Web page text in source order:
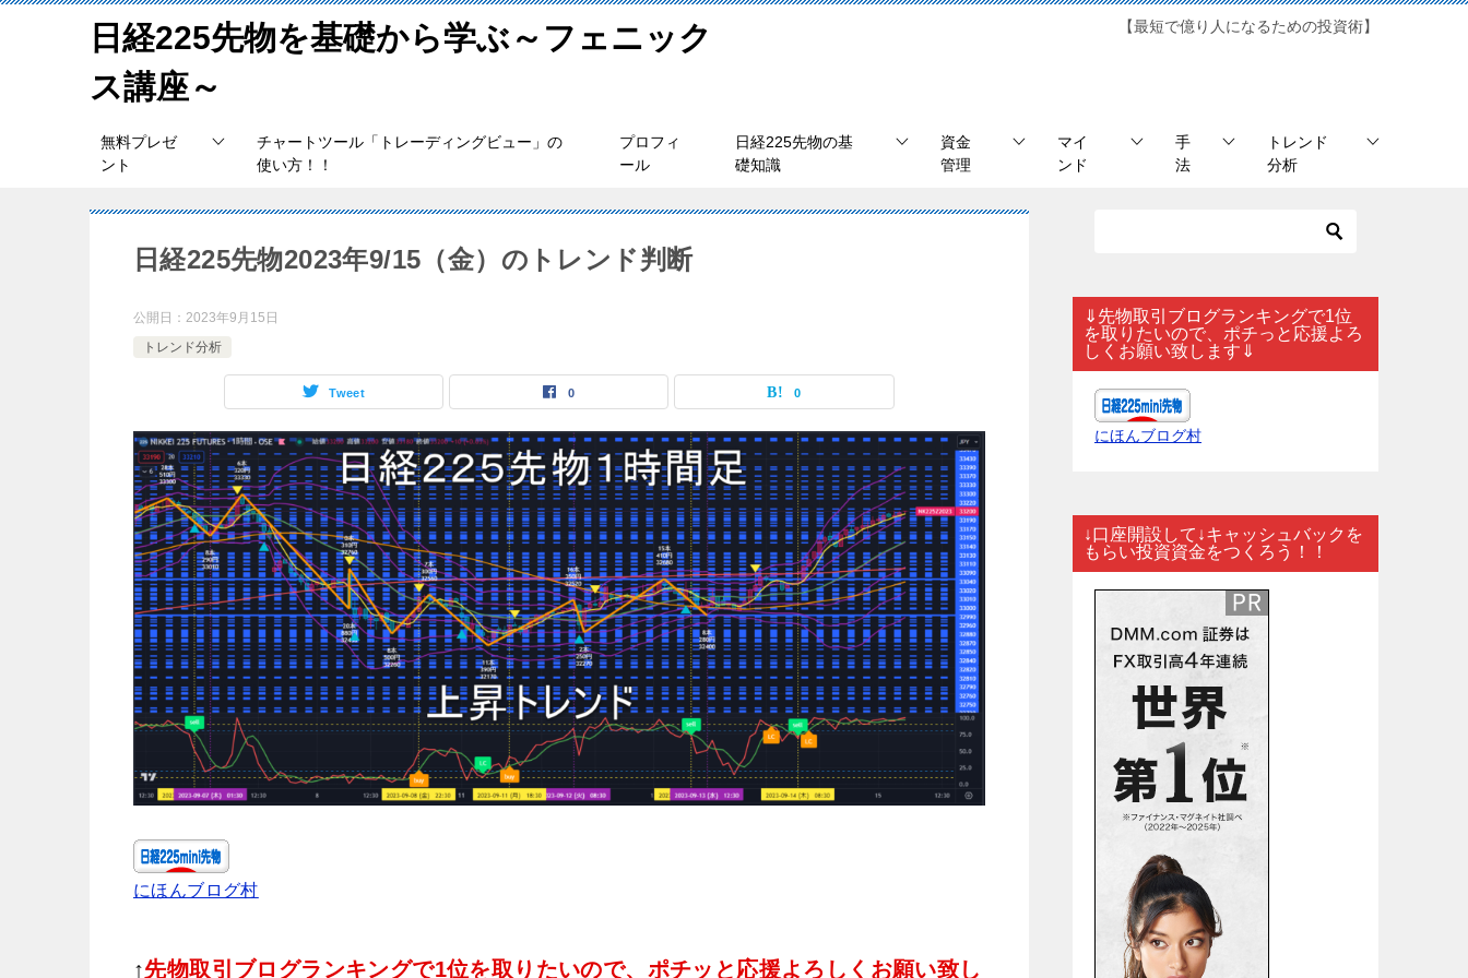
日経225先物を基礎から学ぶ～フェニック
ス講座～
【最短で億り人になるための投資術】
無料プレゼ
ント
チャートツール「トレーディングビュー」の
使い方！！
プロフィ
ール
日経225先物の基
礎知識
資金
管理
マイ
ンド
手
法
トレンド
分析
日経225先物2023年9/15（金）のトレンド判断
公開日： 2023年9月15日
トレンド分析
Tweet 0 0
にほんブログ村
↑先物取引ブログランキングで1位を取りたいので、ポチッと応援よろしくお願い致し
⇓先物取引ブログランキングで1位
を取りたいので、ポチっと応援よろ
しくお願い致します⇓
にほんブログ村
↓口座開設して↓キャッシュバックを
もらい投資資金をつくろう！！